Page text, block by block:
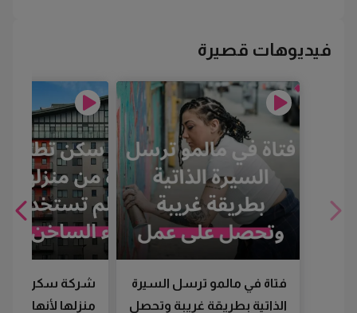
فيديوهات قصيرة
فتاة في مالمو ترسل السيرة
الذاتية بطريقة غريبة وتحصل
شركة سكن
منزلها لأنها لم